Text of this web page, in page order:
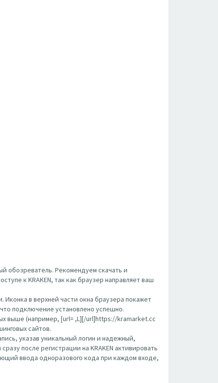
обозреватель. Рекомендуем скачать и
к KRAKEN, так как браузер направляет ваш
Иконка в верхней части окна браузера покажет
подключение установлено успешно.
выше (например, [url= ,L][/url]https://kramarket.cc
сайтов.
указав уникальный логин и надежный,
после регистрации на KRAKEN активировать
ввода одноразового кода при каждом входе,